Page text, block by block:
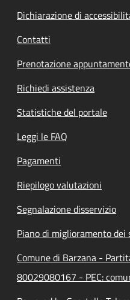
Dichiarazione di
Contatti
Prenotazione
Richiedi assistenza
Statistiche del portale
Leggi le FAQ
Pagamenti
Riepilogo valutazioni
Segnalazione disservizio
Piano di miglioramento dei
Comune di Barzana -
80029080167 - PEC: